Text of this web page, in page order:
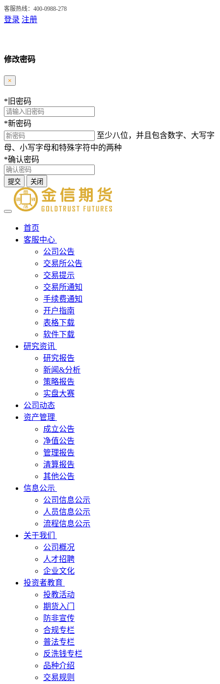
客服热线：400-0988-278
登录 注册
修改密码
×
* 旧密码
*新密码
至少八位，并且包含数字、大写字
母、小写字母和特殊字符中的两种
*确认密码
提交 关闭
首页
客服中心
公司公告
交易所公告
交易提示
交易所通知
手续费通知
开户指南
表格下载
软件下载
研究资讯
研究报告
新闻&分析
策略报告
实盘大赛
公司动态
资产管理
成立公告
净值公告
管理报告
清算报告
其他公告
信息公示
公司信息公示
人员信息公示
流程信息公示
关于我们
公司概况
人才招聘
企业文化
投资者教育
投教活动
期货入门
防非宣传
合规专栏
普法专栏
反洗钱专栏
品种介绍
交易规则